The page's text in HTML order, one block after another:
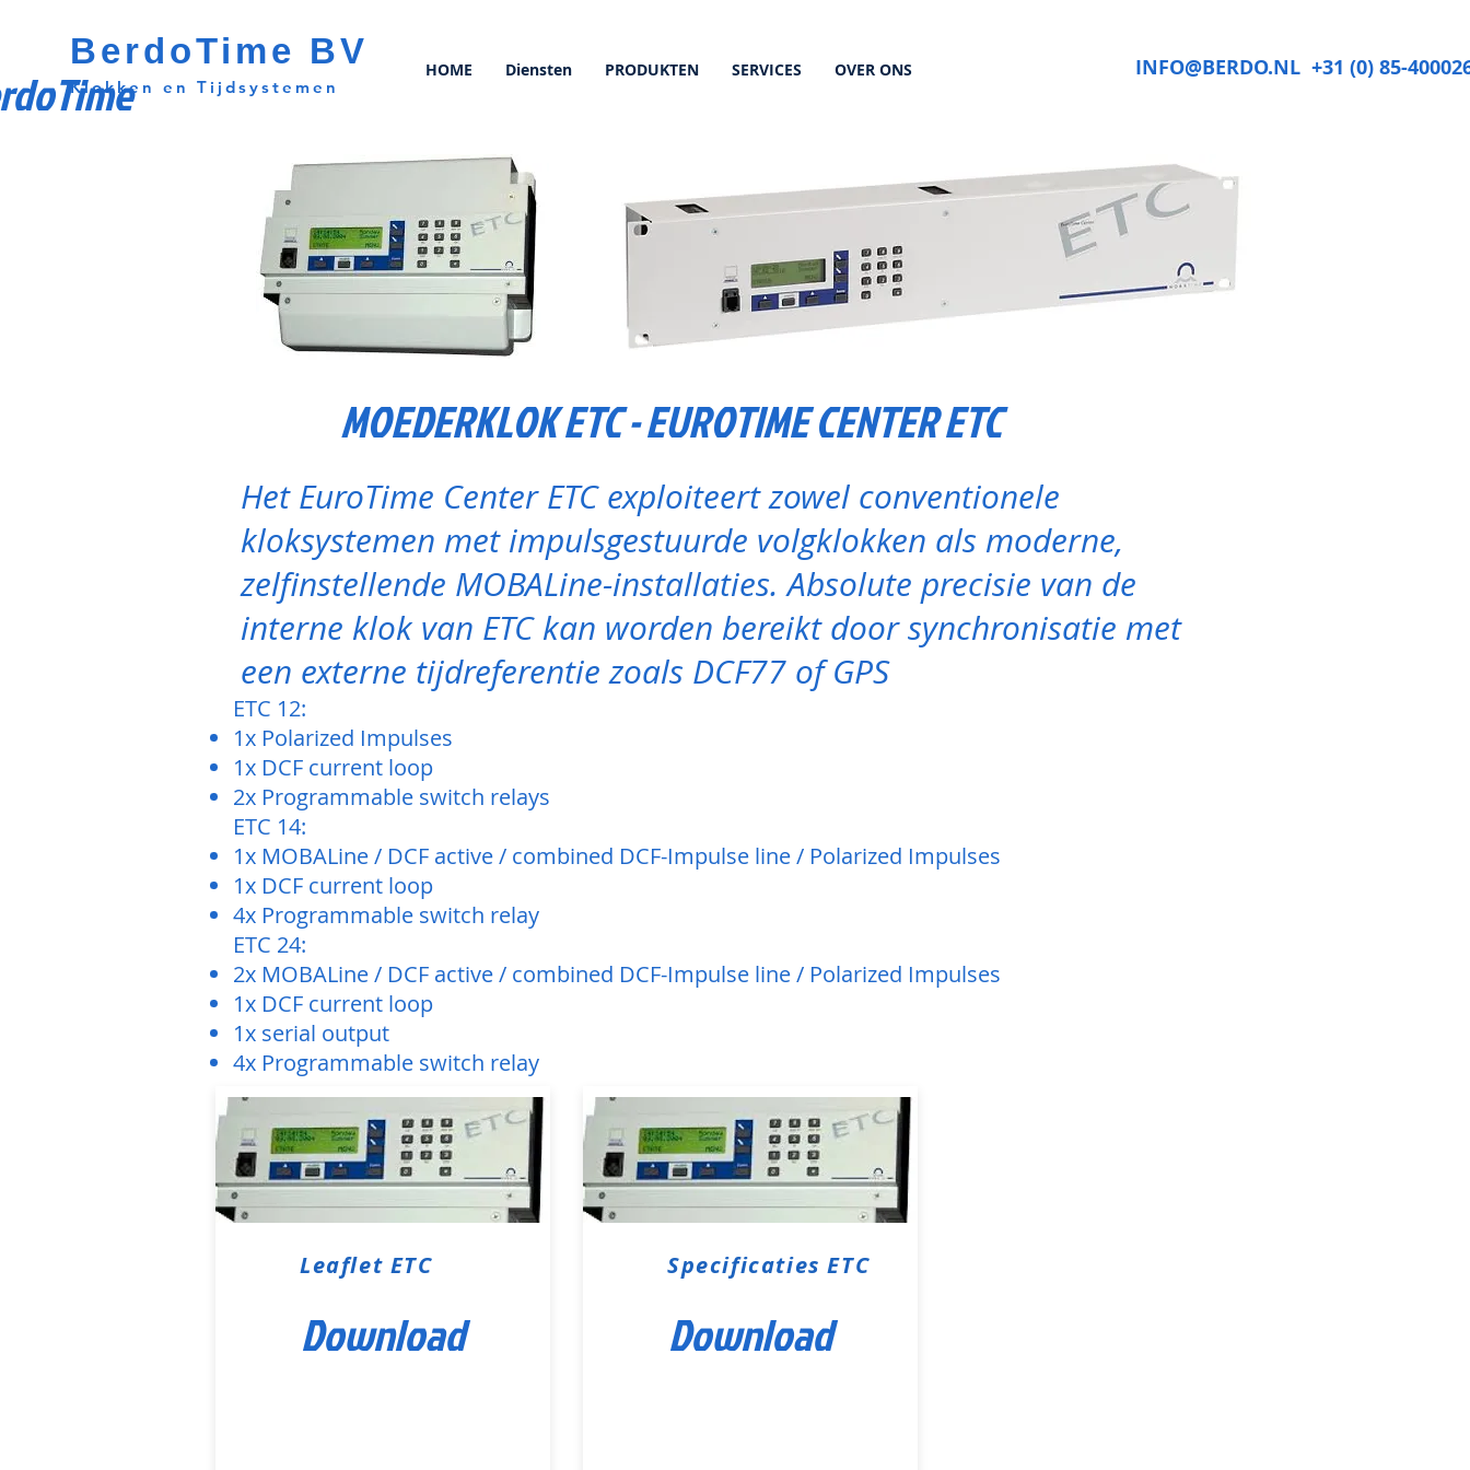
BerdoTime BV
Klokken en Tijdsystemen
HOME Diensten PRODUKTEN SERVICES OVER ONS INFO@BERDO.NL +31 (0) 85-
MOEDERKLOK ETC - EUROTIME CENTER ETC
Het EuroTime Center ETC exploiteert zowel conventionele
kloksystemen met impulsgestuurde volgklokken als moderne,
zelfinstellende MOBALine-installaties. Absolute precisie van de
interne klok van ETC kan worden bereikt door synchronisatie met
een externe tijdreferentie zoals DCF77 of GPS
ETC 12:
1x Polarized Impulses
1x DCF current loop
2x Programmable switch relays
ETC 14:
1x MOBALine / DCF active / combined DCF-Impulse line / Polarized Impulses
1x DCF current loop
4x Programmable switch relay
ETC 24:
2x MOBALine / DCF active / combined DCF-Impulse line / Polarized Impulses
1x DCF current loop
1x serial output
4x Programmable switch relay
Leaflet ETC
Download
Specificaties ETC
Download